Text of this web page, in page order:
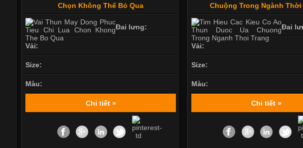
Chọn Không Thể Bỏ Qua
Đai lưng:
Vải:
Size:
Màu:
Chi tiết »
Chuộng Trong Ngành Thời
Đai
Vải:
Size:
Màu:
Chi tiết »